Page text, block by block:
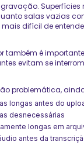
salas vazias
difícil de
também é
evitam se
problemática,
longas antes do
desnecessárias
longas em
antes da